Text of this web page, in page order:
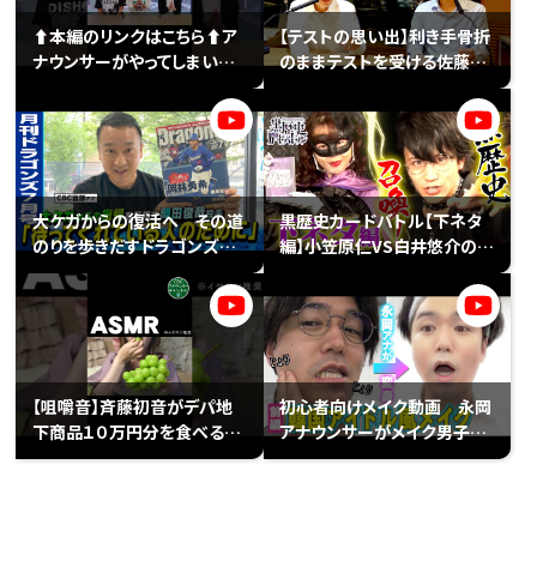
⬆️本編のリンクはこちら⬆️ア
ナウンサーがやってしまいま
弁
【テストの思い出】利き手骨折
のままテストを受ける佐藤ア
る榊原アナ
大ケガからの復活へ その道
のりを歩きだすドラゴンズ岡
田俊哉投手。待ってくれている
人のために。
黒歴史カードバトル【下ネタ
編】小笠原仁VS白井悠介の激
【咀嚼音】斉藤初音がデパ地
下商品１０万円分を食べる
#shorts #ASMR
初心者向けメイク動画 永岡
アナウンサーがメイク男子に
大変身 【前編】～BTS風